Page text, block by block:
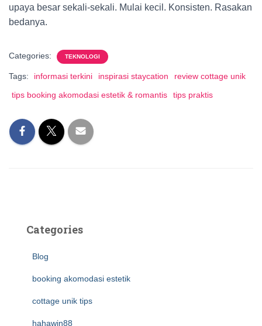
upaya besar sekali-sekali. Mulai kecil. Konsisten. Rasakan
bedanya.
Categories: TEKNOLOGI
Tags: informasi terkini inspirasi staycation
review cottage unik
tips booking akomodasi estetik & romantis
tips praktis
Categories
Blog
booking akomodasi estetik
cottage unik tips
hahawin88